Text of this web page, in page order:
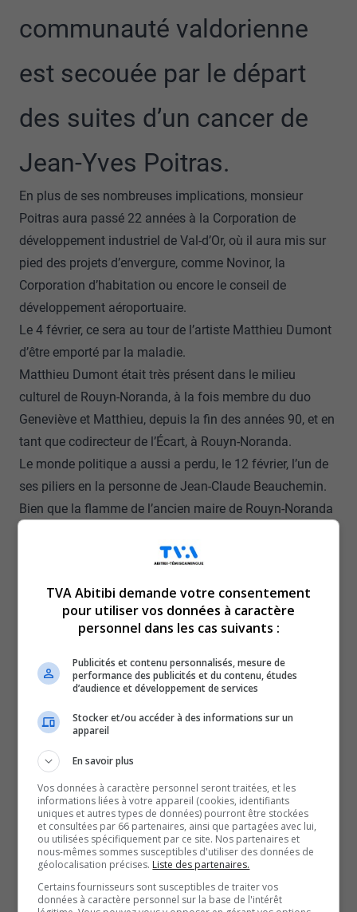
communauté valdorienne
est secouée par le départ
des suites d’un cancer de
Jean-Yves Poitras.
En plus de ses nombreuses implications, monsieur
Poitras aura passé 22 années à la Corporation de
développement industriel de Val-d’Or, où il aura mis sur
pied des projets d’envergure, comme Novinor, la
Corporation d’habitation ou encore le conseil de
développement aéroportuaire.
Le 4 février, ce sera au tour de l’artiste Matthieu Dumont
d’être emporté par la maladie.
Matthieu Dumont était très présent dans le milieu
culturel de Rouyn-Noranda, à la fois membre du duo
Geneviève et Matthieu, depuis la fin des années 90, et en
tant que codirecteur de l’Écart, à Rouyn-Noranda.
Le monde politique a aussi a perdu, le 12 février, l’un de
ses piliers en la personne de Jean-Claude Beauchemin.
Bien que la flamme de l’ancien maire de Rouyn-Noranda
mémoire et sa légende demeurent dans l’esprit de ceux
Dans la Vallée-de-l’Or…
Emporté dans un sommeil éternel le 24 juin, le
Denys Chabot, laisse derrière lui un héritage inestimable
pour l’histoire et la culture témiscabitibienne.
1er août…
Le chanteur, musicien et guitariste, Réal V. Benoit, jouera
son dernier accord en ce monde.
Trésor méconnu de l’Abitibi-Témiscamingue, Réal
V. Benoit, surnommé le chanteur mineur, aura su, avec le
temps, devenir un monument de la musique country folk
au Québec.
On poursuit avec le maintenant défunt peintre, Norbert
Lemire.
TVA Abitibi demande votre consentement
pour utiliser vos données à caractère
personnel dans les cas suivants :
Publicités et contenu personnalisés, mesure de
performance des publicités et du contenu, études
d’audience et développement de services
Stocker et/ou accéder à des informations sur un
appareil
En savoir plus
Vos données à caractère personnel seront traitées, et les
informations liées à votre appareil (cookies, identifiants
uniques et autres types de données) pourront être stockées
et consultées par 66 partenaires, ainsi que partagées avec lui,
ou utilisées spécifiquement par ce site. Nos partenaires et
nous-mêmes sommes susceptibles d'utiliser des données de
géolocalisation précises. Liste des partenaires.
Certains fournisseurs sont susceptibles de traiter vos
données à caractère personnel sur la base de l'intérêt